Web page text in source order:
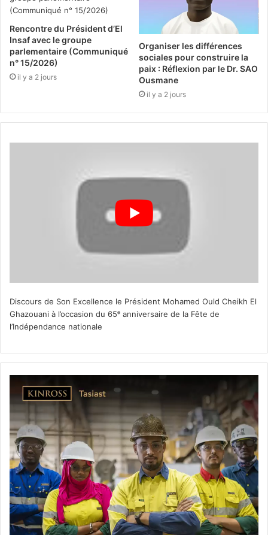
Rencontre du Président d’El
Insaf avec le groupe
parlementaire (Communiqué
n° 15/2026)
il y a 2 jours
Organiser les différences
sociales pour construire la
paix : Réflexion par le Dr. SAO
Ousmane
il y a 2 jours
Discours de Son Excellence le Président Mohamed Ould Cheikh El
Ghazouani à l’occasion du 65ᵉ anniversaire de la Fête de
l’Indépendance nationale